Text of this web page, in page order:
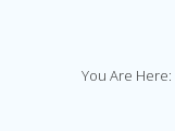
You Are Here: